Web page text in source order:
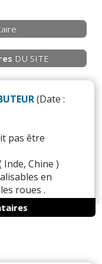
DU SITE
(Date :
pas être
Chine )
en
roues .